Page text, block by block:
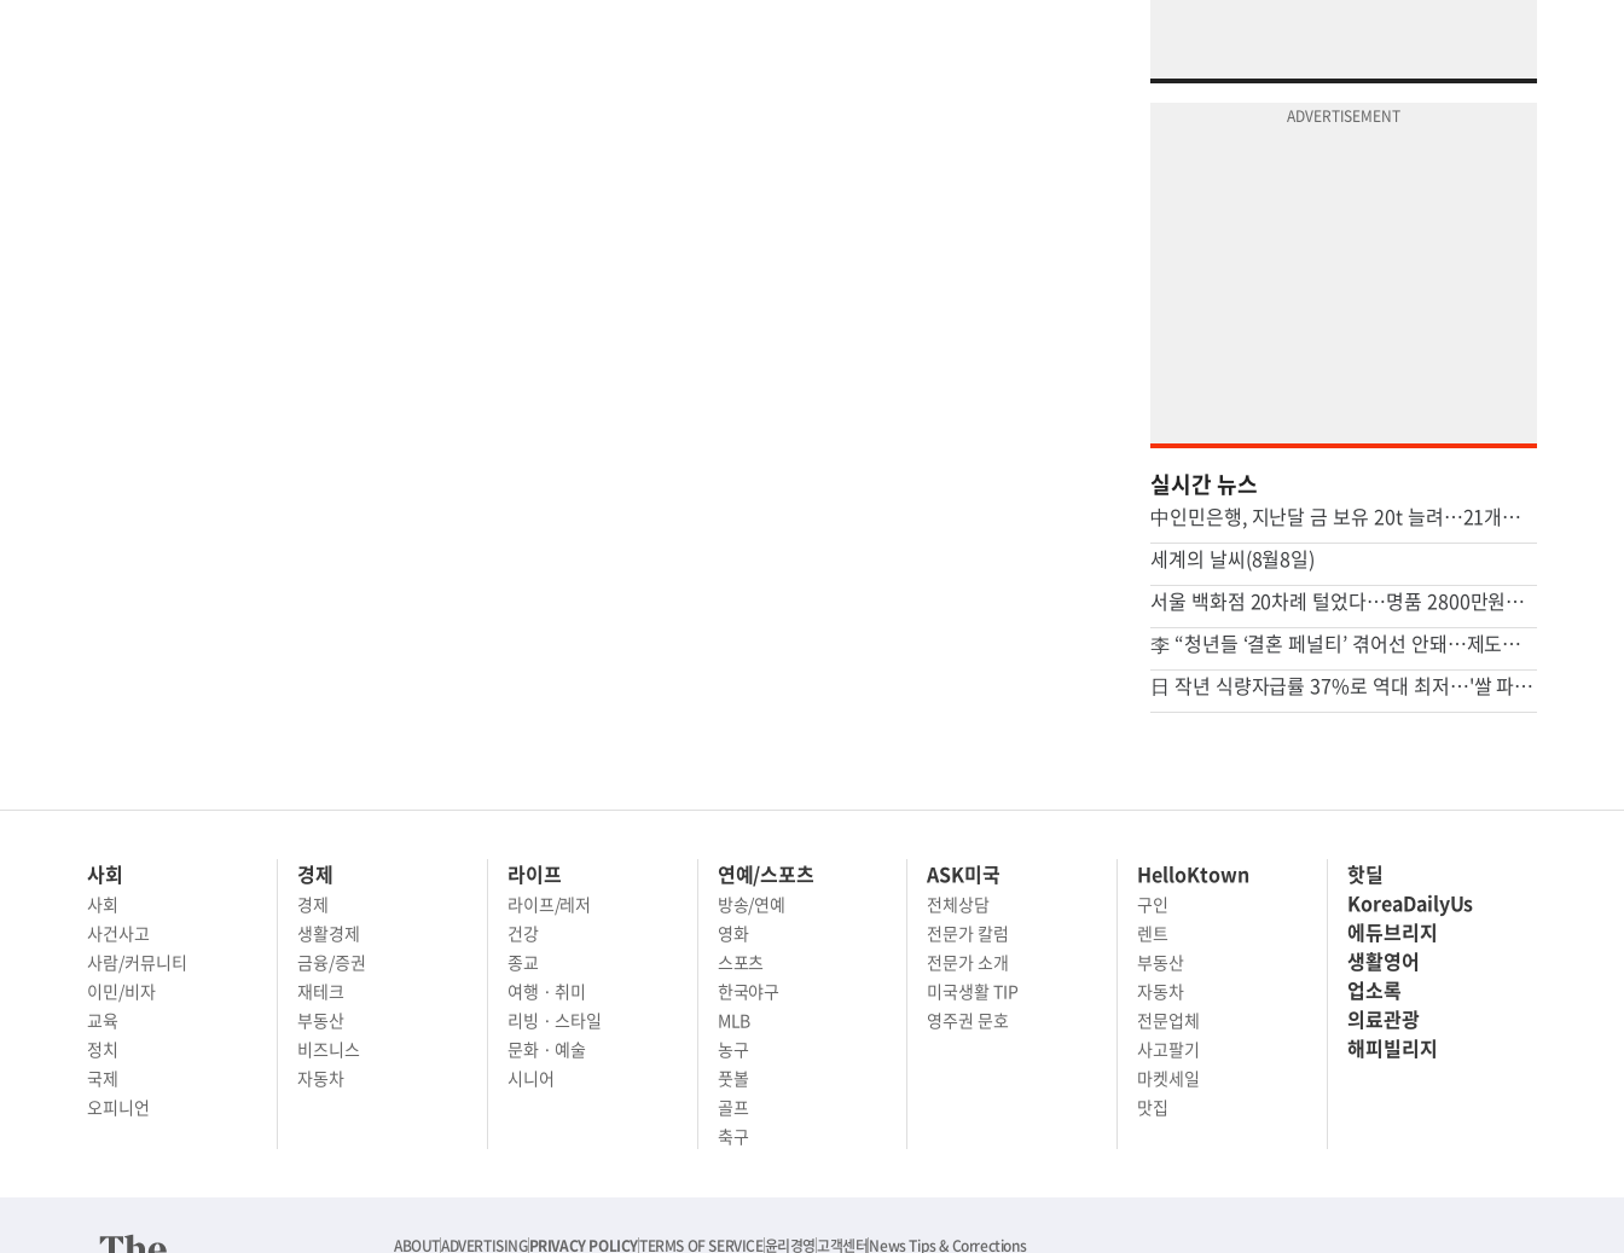
실시간 뉴스
中인민은행, 지난달 금 보유 20t 늘려…21개월 연속 증가세
세계의 날씨(8월8일)
서울 백화점 20차례 털었다…명품 2800만원어치 훔친 중국인
李 “청년들 ‘결혼 페널티’ 겪어선 안돼…제도상 불이익 면밀 조사”
日 작년 식량자급률 37%로 역대 최저…'쌀 파동' 여파
사회
사회
사건사고
사람/커뮤니티
이민/비자
교육
정치
국제
오피니언
경제
경제
생활경제
금융/증권
재테크
부동산
비즈니스
자동차
라이프
라이프/레저
건강
종교
여행 · 취미
리빙 · 스타일
문화 · 예술
시니어
연예/스포츠
방송/연예
영화
스포츠
한국야구
MLB
농구
풋볼
골프
축구
ASK미국
전체상담
전문가 칼럼
전문가 소개
미국생활 TIP
영주권 문호
HelloKtown
구인
렌트
부동산
자동차
전문업체
사고팔기
마켓세일
맛집
핫딜
KoreaDailyUs
에듀브리지
생활영어
업소록
의료관광
해피빌리지
ABOUTADVERTISINGPRIVACY POLICYTERMS OF SERVICE윤리경영고객센터News Tips & Corrections